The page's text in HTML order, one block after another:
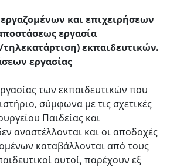
και επιχειρήσεων
εργασία
εκπαιδευτικών.
εργασίας
των εκπαιδευτικών που
σύμφωνα με τις σχετικές
Παιδείας και
αναστέλλονται και οι αποδοχές
καταβάλλονται από τους
αυτοί, παρέχουν εξ